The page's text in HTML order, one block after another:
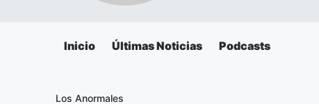
Inicio Últimas Noticias Podcasts
Los Anormales